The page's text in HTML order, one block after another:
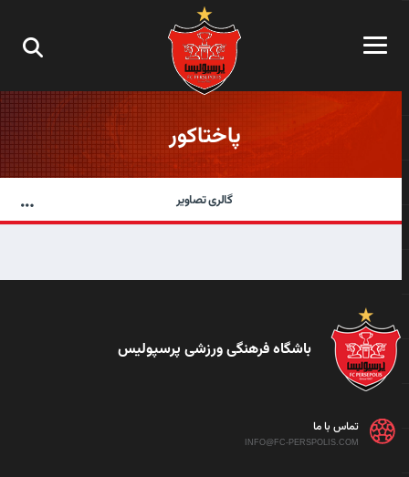
پاختاکور
گالری تصاویر
باشگاه فرهنگی ورزشی پرسپولیس
تماس با ما
INFO@FC-PERSPOLIS.COM